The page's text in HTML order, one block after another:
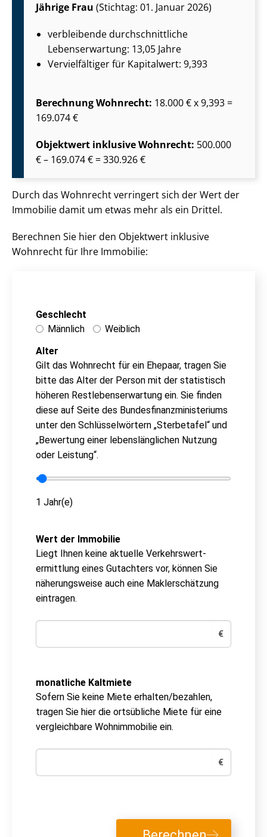
Jährige Frau (Stichtag: 01. Januar 2026)
verbleibende durch­schnitt­li­che
Lebenserwartung: 13,05 Jahre
Vervielfältiger für Kapitalwert: 9,393
Berechnung Wohnrecht: 18.000 € x 9,393 =
169.074 €
Objektwert inklusive Wohnrecht: 500.000
€ – 169.074 € = 330.926 €
Durch das Wohnrecht verringert sich der Wert der
Immobilie damit um etwas mehr als ein Drittel.
Berechnen Sie hier den Objektwert inklusive
Wohnrecht für Ihre Immobilie:
Geschlecht
Männlich
Weiblich
Alter
Gilt das Wohnrecht für ein Ehepaar, tragen Sie
bitte das Alter der Person mit der statistisch
höheren Rest­le­bens­er­war­tung ein. Sie finden
diese auf Seite des Bun­des­fi­nanz­mi­nis­te­ri­ums
unter den Schlüs­sel­wör­tern „Sterbetafel“ und
„Bewertung einer le­bens­läng­li­chen Nutzung
oder Leistung“.
1 Jahr(e)
Wert der Immobilie
Liegt Ihnen keine aktuelle Ver­kehrs­wert­
ermitt­lung eines Gutachters vor, können Sie
näherungsweise auch eine Maklerschätzung
eintragen.
€
monatliche Kaltmiete
Sofern Sie keine Miete erhalten/bezahlen,
tragen Sie hier die ortsübliche Miete für eine
vergleichbare Wohnimmobilie ein.
€